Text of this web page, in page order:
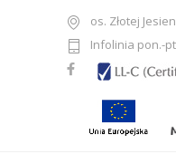
os. Złotej
Infolinia pon.-